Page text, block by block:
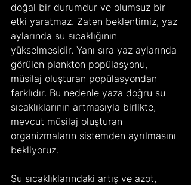
doğal bir durumdur ve olumsuz bir
etki yaratmaz. Zaten beklentimiz, yaz
aylarında su sıcaklığının
yükselmesidir. Yanı sıra yaz aylarında
görülen plankton popülasyonu,
müsilaj oluşturan popülasyondan
farklıdır. Bu nedenle yaza doğru su
sıcaklıklarının artmasıyla birlikte,
mevcut müsilaj oluşturan
organizmaların sistemden ayrılmasını
bekliyoruz.
Su sıcaklıklarındaki artış ve azot,